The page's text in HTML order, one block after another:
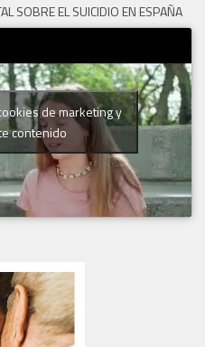
SOBRE EL SUICIDIO EN ESPAÑA
de marketing y
contenido